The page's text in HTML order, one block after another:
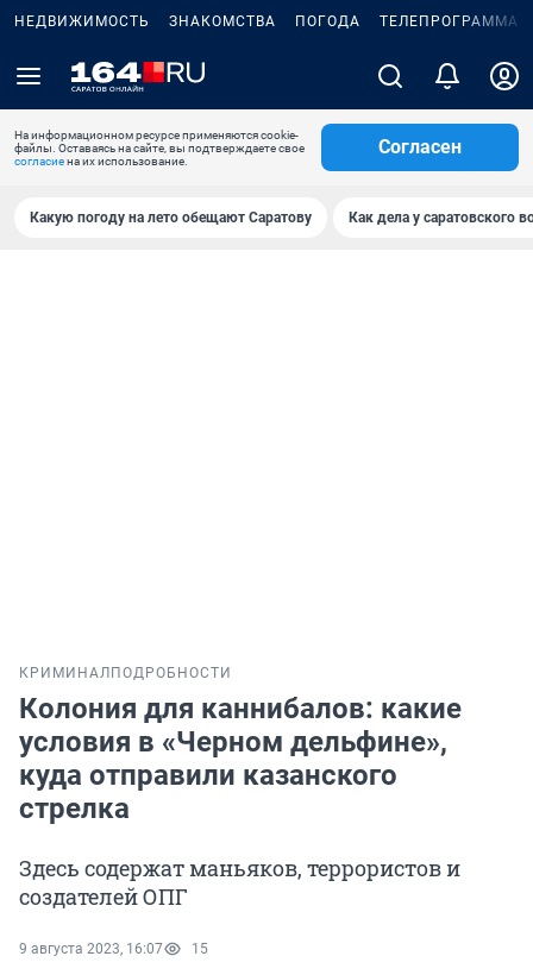
НЕДВИЖИМОСТЬ ЗНАКОМСТВА ПОГОДА ТЕЛЕПРОГРАММА
На информационном ресурсе применяются cookie-
файлы. Оставаясь на сайте, вы подтверждаете свое
согласиена их использование.
Согласен
Какую погоду на лето обещают Саратову Как дела у саратовского
КРИМИНАЛ ПОДРОБНОСТИ
Колония для каннибалов: какие
условия в «Черном дельфине»,
куда отправили казанского
стрелка
Здесь содержат маньяков, террористов и
создателей ОПГ
9 августа 2023, 16:07 15